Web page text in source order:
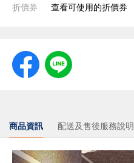
折價券 查看可使用的折價券
商品資訊 配送及售後服務說明